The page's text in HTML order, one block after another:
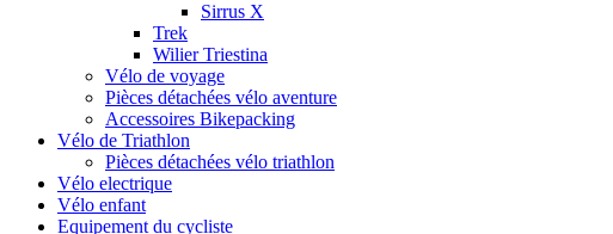
Sirrus X
Trek
Wilier Triestina
Vélo de voyage
Pièces détachées vélo aventure
Accessoires Bikepacking
Vélo de Triathlon
Pièces détachées vélo triathlon
Vélo electrique
Vélo enfant
Equipement du cycliste